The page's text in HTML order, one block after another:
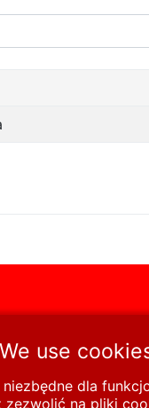
We use
dla
na pliki